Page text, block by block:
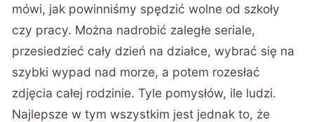
mówi, jak powinniśmy spędzić wolne od szkoły
czy pracy. Można nadrobić zaległe seriale,
przesiedzieć cały dzień na działce, wybrać się na
szybki wypad nad morze, a potem rozesłać
zdjęcia całej rodzinie. Tyle pomysłów, ile ludzi.
Najlepsze w tym wszystkim jest jednak to, że